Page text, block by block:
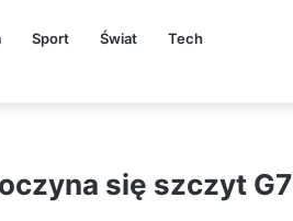
Sport Świat Tech
się szczyt G7